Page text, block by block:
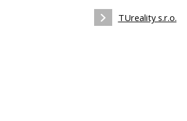
TUreality s.r.o.